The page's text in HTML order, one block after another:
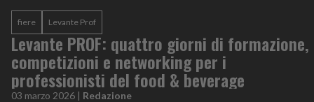
fiere Levante Prof
Levante PROF: quattro giorni di formazione,
competizioni e networking per i
professionisti del food & beverage
03 marzo 2026 | Redazione